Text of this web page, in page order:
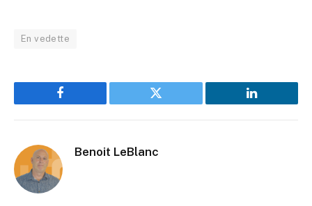
En vedette
Facebook Twitter LinkedIn
Benoit LeBlanc